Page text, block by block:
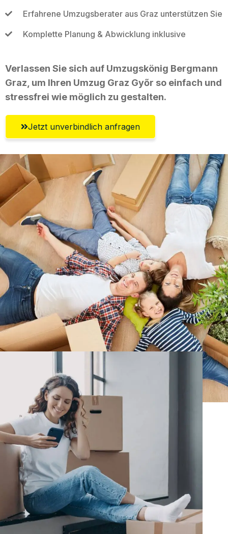
Erfahrene Umzugsberater aus Graz unterstützen Sie
Komplette Planung & Abwicklung inklusive
Verlassen Sie sich auf Umzugskönig Bergmann
Graz, um Ihren Umzug Graz Győr so einfach und
stressfrei wie möglich zu gestalten.
Jetzt unverbindlich anfragen